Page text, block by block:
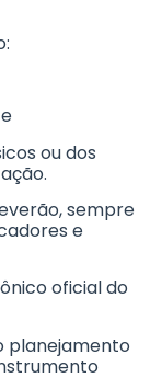
ou dos
sempre
e
oficial do
planejamento